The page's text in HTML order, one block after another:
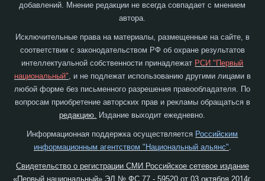
добавлений. Мнение редакции не всегда совпадает с мнением
автора.
Исключительные права на материалы, размещенные на сайте, в
соответствии с законодательством РФ об охране результатов
интеллектуальной собственности принадлежат РСИ "Первый
национальный", и не подлежат использованию другими лицами в
любой форме без письменного разрешения правообладателя. По
вопросам приобретение авторских прав и рекламы обращаться в
редакцию. Издание выходит ежедневно.
Информационная поддержка осуществляется Российским
информационным агентством "Национальный альянс"
Свидетельство о регистрации СМИ Российское сетевое издание
«Первый национальный» ЭЛ № ФС 77 - 59520 от 03 октября 2014г.